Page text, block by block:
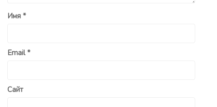
Имя *
Email*
Сайт